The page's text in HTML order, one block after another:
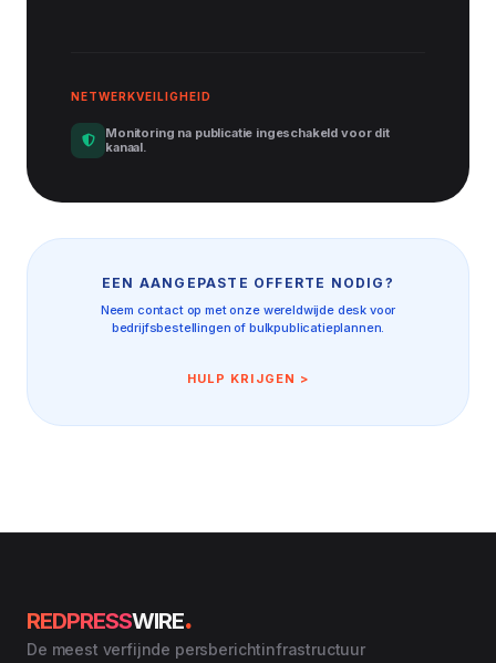
NETWERKVEILIGHEID
Monitoring na publicatie ingeschakeld voor dit
kanaal.
EEN AANGEPASTE OFFERTE NODIG?
Neem contact op met onze wereldwijde desk voor
bedrijfsbestellingen of bulkpublicatieplannen.
HULP KRIJGEN >
REDPRESSWIRE.
De meest verfijnde persberichtinfrastructuur